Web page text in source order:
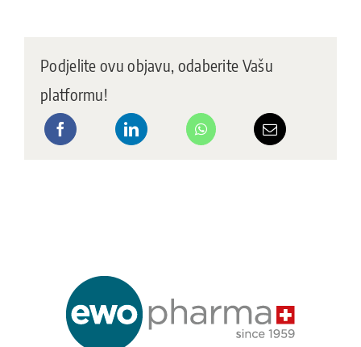
Podjelite ovu objavu, odaberite Vašu
platformu!